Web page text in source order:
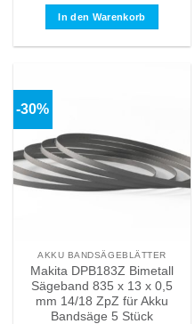
In den Warenkorb
-30%
AKKU BANDSÄGEBLÄTTER
Makita DPB183Z Bimetall
Sägeband 835 x 13 x 0,5
mm 14/18 ZpZ für Akku
Bandsäge 5 Stück